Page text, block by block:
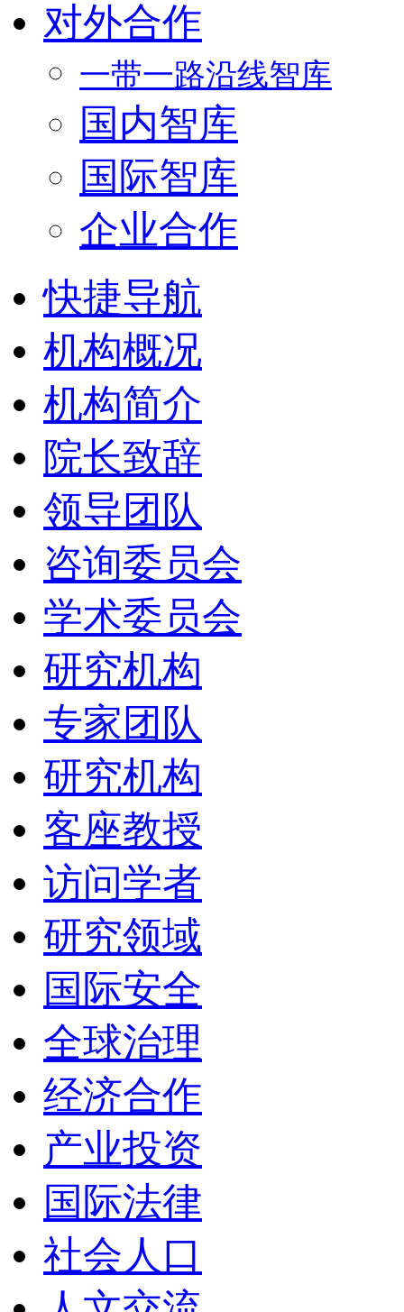
对外合作
一带一路沿线智库
国内智库
国际智库
企业合作
快捷导航
机构概况
机构简介
院长致辞
领导团队
咨询委员会
学术委员会
研究机构
专家团队
研究机构
客座教授
访问学者
研究领域
国际安全
全球治理
经济合作
产业投资
国际法律
社会人口